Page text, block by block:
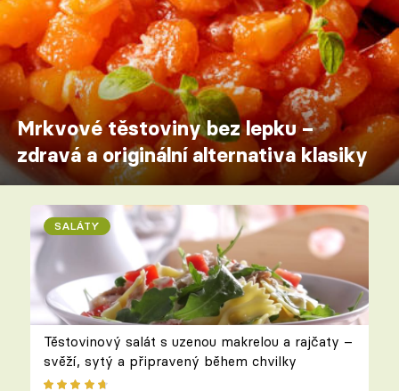
Mrkvové těstoviny bez lepku –
zdravá a originální alternativa klasiky
SALÁTY
Těstovinový salát s uzenou makrelou a rajčaty –
svěží, sytý a připravený během chvilky